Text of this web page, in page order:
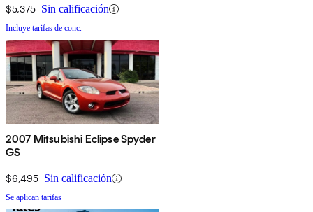
$5,375 Sin calificación
Incluye tarifas de conc.
2007 Mitsubishi Eclipse Spyder
GS
$6,495 Sin calificación
Se aplican tarifas